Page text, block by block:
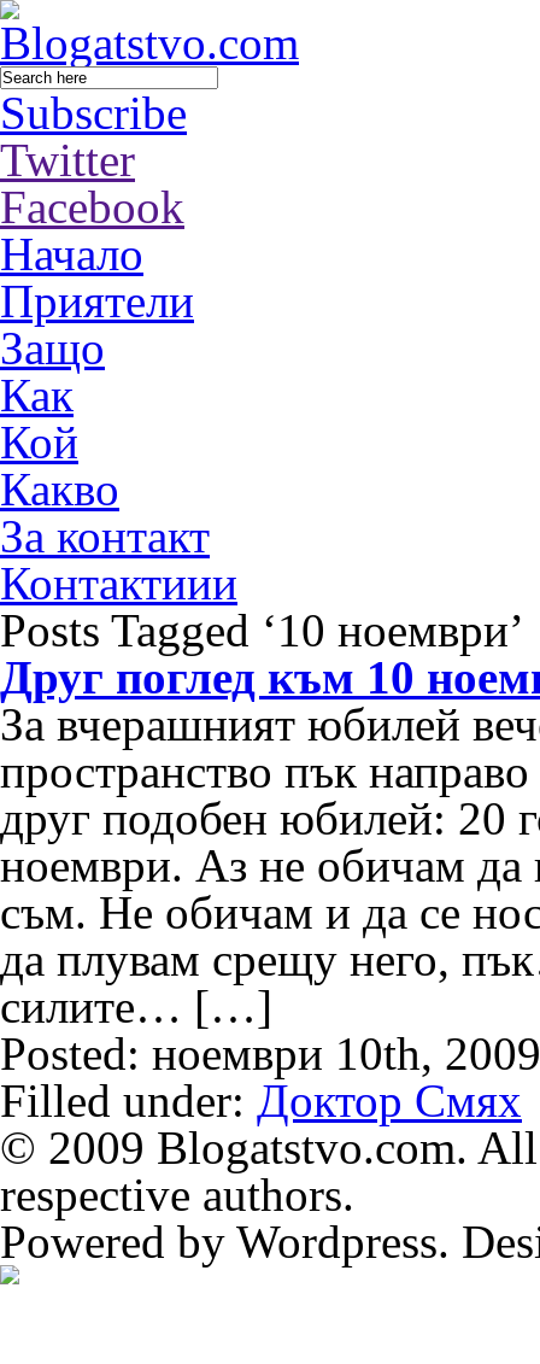
Subscribe
Twitter
Facebook
Начало
Приятели
Защо
Как
Кой
Какво
За контакт
Контактиии
Posts Tagged ‘10 ноември’
Друг поглед към 10
За вчерашният юбилей
пространство пък
друг подобен юбилей: 20
ноември. Аз не обичам да
съм. Не обичам и да се
да плувам срещу него,
силите… […]
Posted: ноември 10th,
Filled under: Доктор Смях
© 2009 Blogatstvo.com.
respective authors.
Powered by Wordpress.